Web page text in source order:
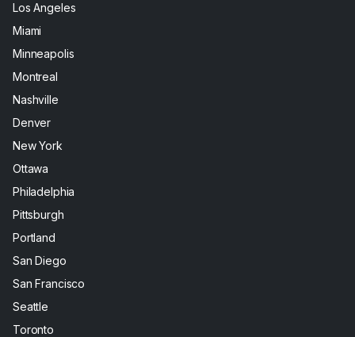
Los Angeles
Miami
Minneapolis
Montreal
Nashville
Denver
New York
Ottawa
Philadelphia
Pittsburgh
Portland
San Diego
San Francisco
Seattle
Toronto